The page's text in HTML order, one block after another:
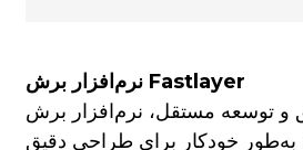
نرم‌افزار برش Fastlayer
و توسعه مستقل، نرم‌افزار برش
خودکار برای طراحی دقیق